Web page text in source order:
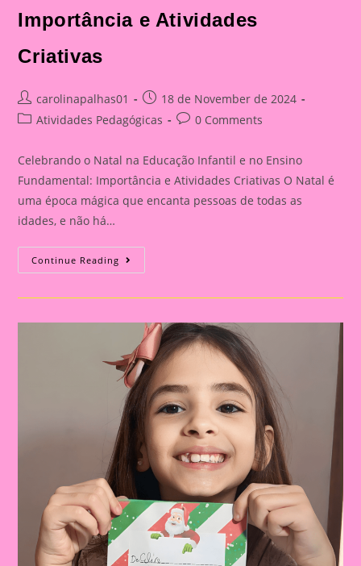
Importância e Atividades
Criativas
Post
author:
carolinapalhas01
Post
published:
18 de November de 2024
PostAtividades Pedagógicas
Post0 Comments
Celebrando o Natal na Educação Infantil e no Ensino
Fundamental: Importância e Atividades Criativas O Natal é
uma época mágica que encanta pessoas de todas as
idades, e não há…
Continue Reading Atividade
De
Educação
Infantil
No
Ensino
Fundamental:
Importância
E
Atividades
Criativas